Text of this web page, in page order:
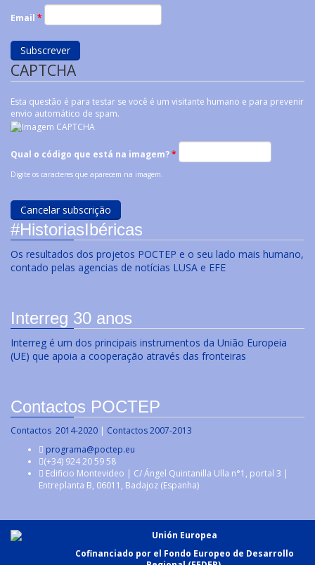
Email *
CAPTCHA
Esta questão é para testar se você é um visitante humano e para prevenir
envio automático de spam.
Qual o código que está na imagem?*
Digite os caracteres que aparecem na imagem.
#HistoriasIbéricas
Os resultados dos projetos POCTEP e o seu lado mais humano,
contado pelas agencias de notícias LUSA e EFE
Interreg 30 anos
Interreg é um dos principais instrumentos da União Europeia
(UE) que apoia a cooperação através das fronteiras
Contactos POCTEP
Contactos 2014-2020 | Contactos 2007-2013
programa@poctep.eu
(+34) 924 20 59 58
Edificio Montevideo | C/ Ángel Quintanilla Ulla n°1, portal 3 |
Entreplanta B, 06011, Badajoz (Espanha)
Unión Europea
Cofinanciado por el Fondo Europeo de Desarrollo